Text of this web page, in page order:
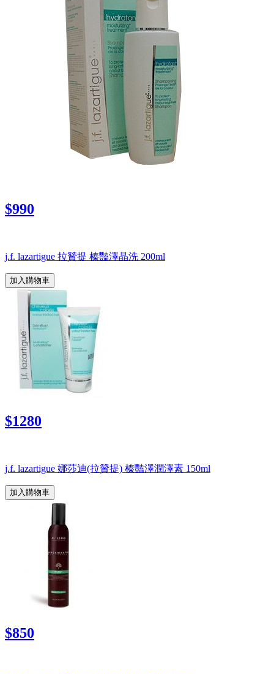
$990
j.f. lazartigue 拉贊提 榛豔澤晶洗 200ml
加入購物車
$1280
j.f. lazartigue 娜莎迪(拉贊提) 榛豔澤潤澤素 150ml
加入購物車
$850